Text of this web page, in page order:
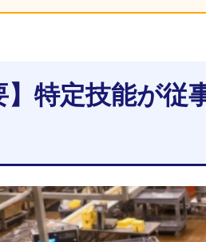
】特定技能が従